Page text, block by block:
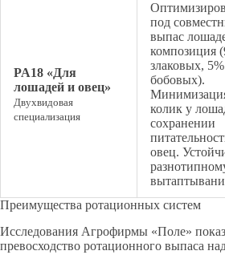
PA18 «Для
лошадей и овец»
Двухвидовая
специализация
под
выпас
композиция
злаковых, 5%
бобовых).
колик у
сохранении
овец.
Преимущества ротационных систем
Исследования Агрофирмы «Поле»
превосходство ротационного выпаса